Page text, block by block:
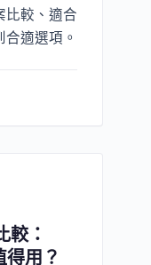
比較、適合
適選項。
較：
得用？